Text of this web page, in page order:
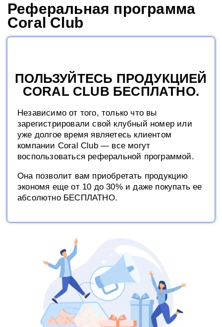
Реферальная программа
Coral Club
ПОЛЬЗУЙТЕСЬ ПРОДУКЦИЕЙ
CORAL CLUB БЕСПЛАТНО.
Независимо от того, только что вы
зарегистрировали свой клубный номер или
уже долгое время являетесь клиентом
компании Coral Club — все могут
воспользоваться реферальной программой.
Она позволит вам приобретать продукцию
экономя еще от 10 до 30% и даже покупать ее
абсолютно БЕСПЛАТНО.